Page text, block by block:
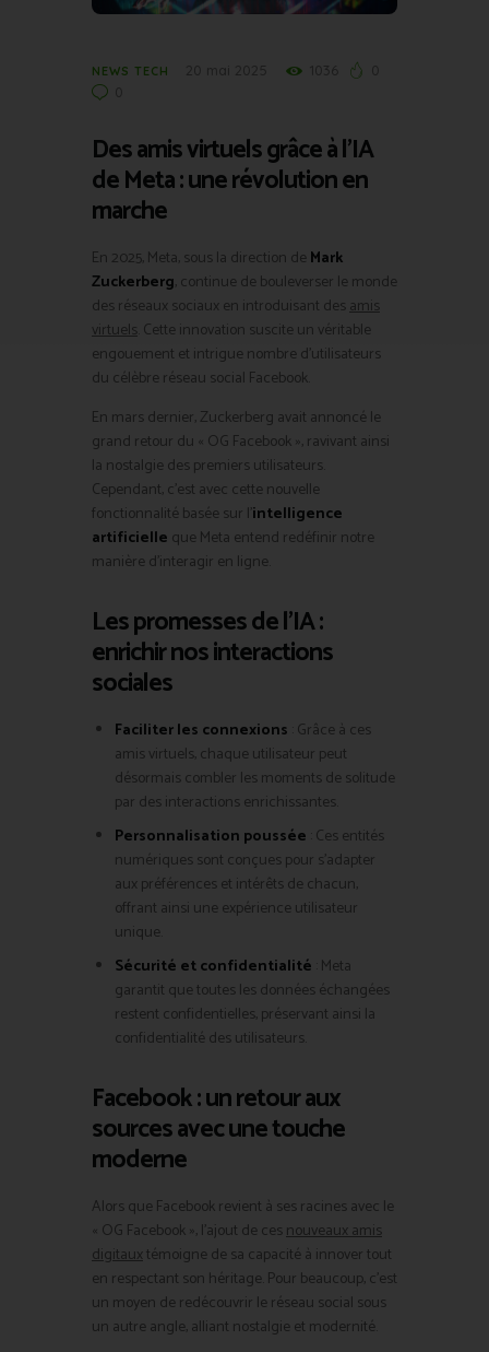
NEWS TECH
Desamis virtuelsgrâce à l’IA
de Meta : une révolution en
marche
En 2025, Meta, sous la direction de Mark
Zuckerberg , continue de bouleverser le monde
des réseaux sociaux en introduisant desamis
virtuels . Cette innovation suscite un véritable
engouement et intrigue nombre d’utilisateurs
du célèbre réseau social Facebook.
En mars dernier, Zuckerberg avait annoncé le
grand retour du « OG Facebook », ravivant ainsi
la nostalgie des premiers utilisateurs.
Cependant, c’est avec cette nouvelle
fonctionnalité basée sur l’intelligence
artificielle que Meta entend redéfinir notre
manière d’interagir en ligne.
Les promesses de l’IA :
enrichir nos interactions
sociales
Faciliter les connexions : Grâce à ces
amis virtuels, chaque utilisateur peut
désormais combler les moments de solitude
par des interactions enrichissantes.
Personnalisation poussée : Ces entités
numériques sont conçues pour s’adapter
aux préférences et intérêts de chacun,
offrant ainsi une expérience utilisateur
unique.
Sécurité et confidentialité : Meta
garantit que toutes les données échangées
restent confidentielles, préservant ainsi la
confidentialité des utilisateurs.
Facebook : un retour aux
sources avec une touche
moderne
Alors que Facebook revient à ses racines avec le
« OG Facebook », l’ajout de cesnouveaux amis
digitauxtémoigne de sa capacité à innover tout
en respectant son héritage. Pour beaucoup, c’est
un moyen de redécouvrir le réseau social sous
un autre angle, alliant nostalgie et modernité.